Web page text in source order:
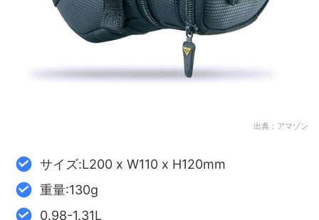
出典：アマゾン
サイズ:L200 x W110 x H120mm
重量:130g
0.98-1.31L